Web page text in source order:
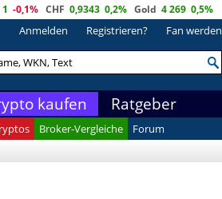
1 -0,1% CHF 0,9343 0,2% Gold 4 269 0,5%
Anmelden Registrieren? Fan werden
kaufen Ratgeber
Broker-Vergleiche
Forum